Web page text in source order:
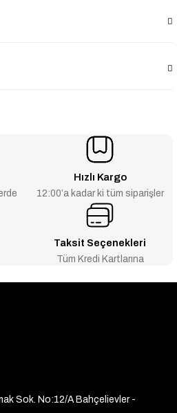
Hızlı Kargo
12:00’a kadar ki tüm siparişler
Taksit Seçenekleri
Tüm Kredi Kartlarına
Sok. No:12/A Bahçelievler -